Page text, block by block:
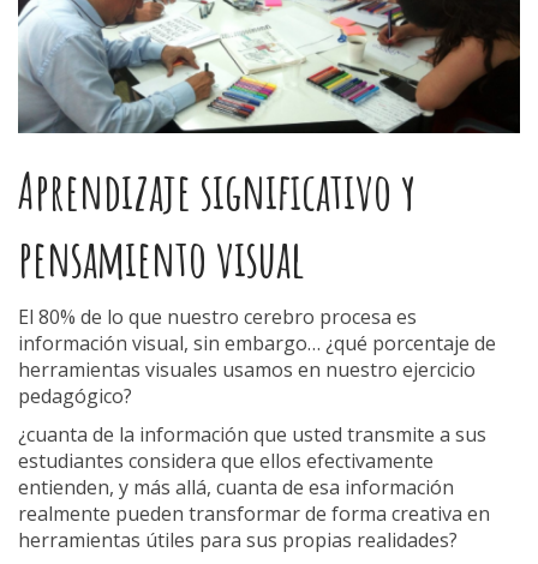
Aprendizaje significativo y
pensamiento visual
El 80% de lo que nuestro cerebro procesa es
información visual, sin embargo… ¿qué porcentaje de
herramientas visuales usamos en nuestro ejercicio
pedagógico?
¿cuanta de la información que usted transmite a sus
estudiantes considera que ellos efectivamente
entienden, y más allá, cuanta de esa información
realmente pueden transformar de forma creativa en
herramientas útiles para sus propias realidades?